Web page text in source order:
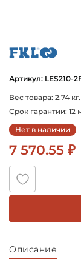
Артикул: LES210-
Вес товара: 2.74 кг.
Срок гарантии: 12
Нет в наличии
7 570.55 ₽
Описание